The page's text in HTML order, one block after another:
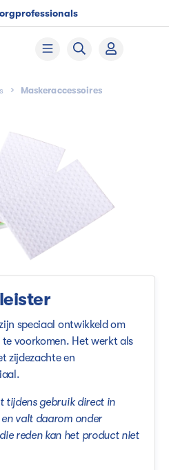
Maskeraccessoires
speciaal ontwikkeld om
voorkomen. Het werkt als
zijdezachte en
tijdens gebruik direct in
valt daarom onder
reden kan het product niet